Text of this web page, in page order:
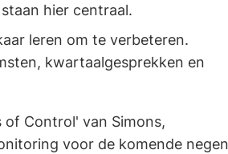
hier centraal.
leren om te verbeteren.
kwartaalgesprekken en
of Control' van Simons,
voor de komende negen